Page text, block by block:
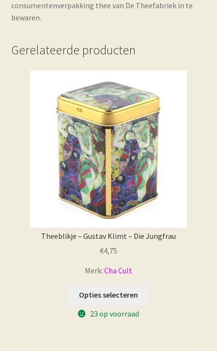
consumentenverpakking thee van De Theefabriek in te
bewaren.
Gerelateerde producten
Theeblikje – Gustav Klimt – Die Jungfrau
€4,75
Merk: Cha Cult
Opties selecteren
23 op voorraad